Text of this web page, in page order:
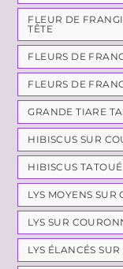
FLEUR DE
TÊTE
FLEURS DE
FLEURS DE
GRANDE TIARE
HIBISCUS SUR
HIBISCUS
LYS MOYENS SUR
LYS SUR
LYS ÉLANCÉS